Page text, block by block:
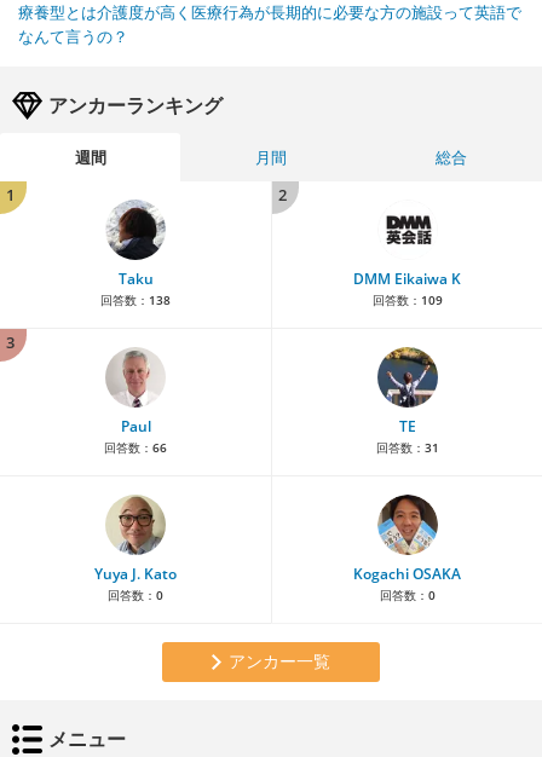
療養型とは介護度が高く医療行為が長期的に必要な方の施設って英語で
なんて言うの？
アンカーランキング
週間 月間
総合
1
Taku
回答数： 138
2
DMM Eikaiwa K
回答数： 109
3
Paul
回答数： 66
TE
回答数： 31
Yuya J. Kato
回答数： 0
Kogachi OSAKA
回答数： 0
アンカー一覧
メニュー